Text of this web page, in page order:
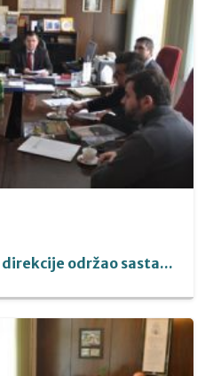
održao sasta...